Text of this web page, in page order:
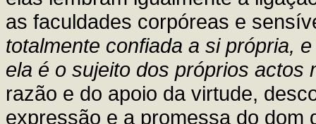
as faculdades corpóreas e
totalmente confiada a si própria,
ela é o sujeito dos próprios actos
razão e do apoio da virtude,
expressão e a promessa do dom